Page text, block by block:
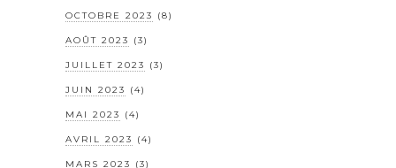
OCTOBRE 2023 (8)
AOÛT 2023 (3)
JUILLET 2023 (3)
JUIN 2023 (4)
MAI 2023 (4)
AVRIL 2023 (4)
MARS 2023 (3)